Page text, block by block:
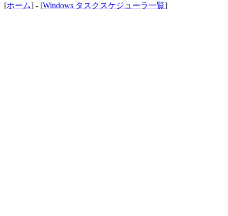
[ホーム] - [Windows タスクスケジューラ一覧]